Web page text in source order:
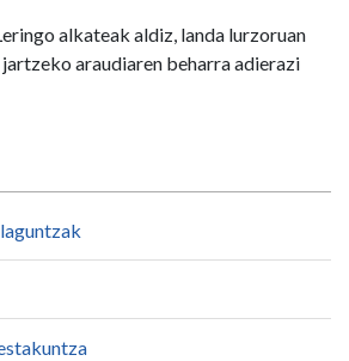
alkateak aldiz, landa lurzoruan
araudiaren beharra adierazi